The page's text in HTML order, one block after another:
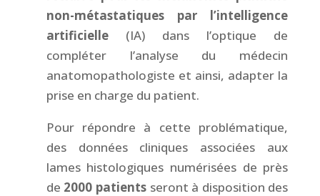
non-métastatiques par l’intelligence
artificielle (IA) dans l’optique de
compléter l’analyse du médecin
anatomopathologiste et ainsi, adapter la
prise en charge du patient.
Pour répondre à cette problématique,
des données cliniques associées aux
lames histologiques numérisées de près
de 2000 patientsseront à disposition des